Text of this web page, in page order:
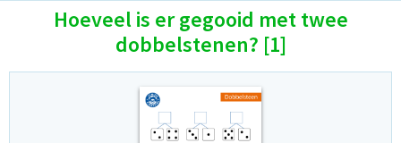
Hoeveel is er gegooid met twee
dobbelstenen? [1]